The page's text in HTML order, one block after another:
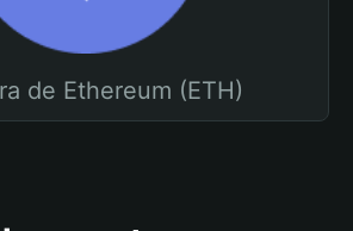
de Ethereum (ETH)